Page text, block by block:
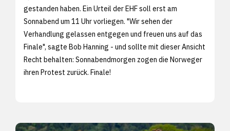
gestanden haben. Ein Urteil der EHF soll erst am
Sonnabend um 11 Uhr vorliegen. "Wir sehen der
Verhandlung gelassen entgegen und freuen uns auf das
Finale", sagte Bob Hanning - und sollte mit dieser Ansicht
Recht behalten: Sonnabendmorgen zogen die Norweger
ihren Protest zurück. Finale!